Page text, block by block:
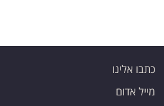
כתבו אלינו
מייל אדום